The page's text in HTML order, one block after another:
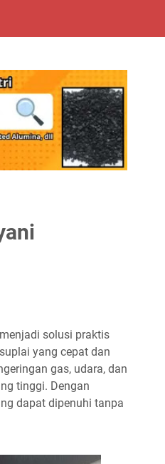
solusi praktis
yang cepat dan
gas, udara, dan
tinggi. Dengan
dapat dipenuhi tanpa